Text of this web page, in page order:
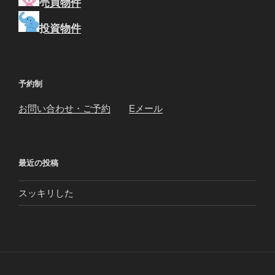
売買物件
投資物件
予約制
お問い合わせ・ご予約 Eメール
最近の投稿
スッキリした